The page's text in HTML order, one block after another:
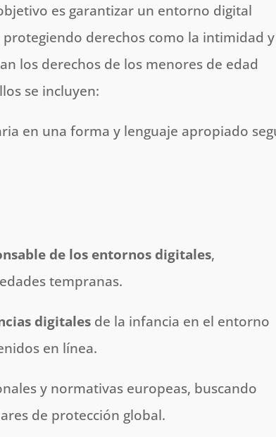
es garantizar un entorno digital
derechos como la intimidad
los derechos de los menores de edad
se incluyen:
en una forma y lenguaje apropiado
de los entornos digitales,
tempranas.
digitales de la infancia en el entorno
en línea.
y normativas europeas, buscando
de protección global.